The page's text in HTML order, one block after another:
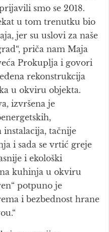
smo se 2018.
u tom trenutku bio
jer su uslovi za naše
priča nam Maja
Prokuplja i govori
rekonstrukcija
u okviru objekta.
izvršena je
tačnije
i sada se vrtić greje
i ekološki
kuhinja u okviru
potpuno je
i bezbednost hrane